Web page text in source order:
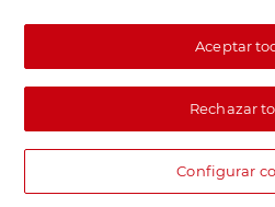
Aceptar
Rechazar
Configurar